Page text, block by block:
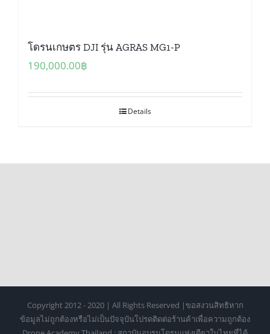
โดรนเกษตร DJI รุ่น AGRAS MG1-P
190,000.00฿
Details
Copyright 2012 - 2020 | All Rights Reserved |ขอสงวนสิทธิหาก
ข้อมูลไม่ถูกต้องหรือไม่เป็นปัจจุบันโปรดติดต่อร้านค้าเพื่อความถูกต้อง